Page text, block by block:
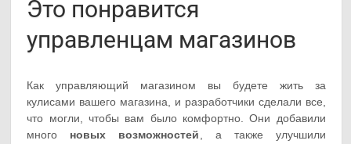
Это понравится
управленцам магазинов
Как управляющий магазином вы будете жить за
кулисами вашего магазина, и разработчики сделали все,
что могли, чтобы вам было комфортно. Они добавили
много новых возможностей, а также улучшили